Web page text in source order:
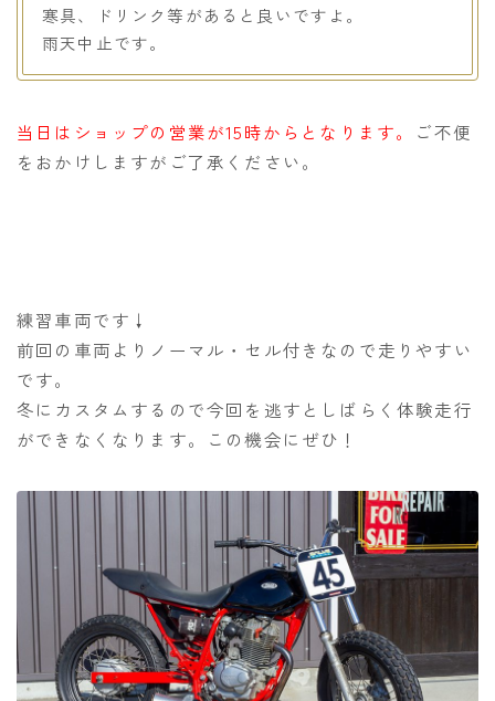
寒具、ドリンク等があると良いですよ。
雨天中止です。
当日はショップの営業が15時からとなります。
ご不便
をおかけしますがご了承ください。
練習車両です↓
前回の車両よりノーマル・セル付きなので走りやすい
です。
冬にカスタムするので今回を逃すとしばらく体験走行
ができなくなります。この機会にぜひ！